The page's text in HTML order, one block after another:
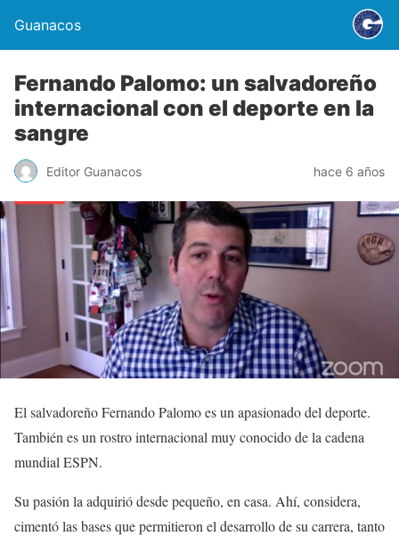
Guanacos
Fernando Palomo: un salvadoreño
internacional con el deporte en la
sangre
Editor Guanacos hace 6 años
El salvadoreño Fernando Palomo es un apasionado del deporte.
También es un rostro internacional muy conocido de la cadena
mundial ESPN.
Su pasión la adquirió desde pequeño, en casa. Ahí, considera,
cimentó las bases que permitieron el desarrollo de su carrera, tanto